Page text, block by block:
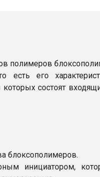
полимеров
есть его
состоят
блоксополимеров.
инициатором,